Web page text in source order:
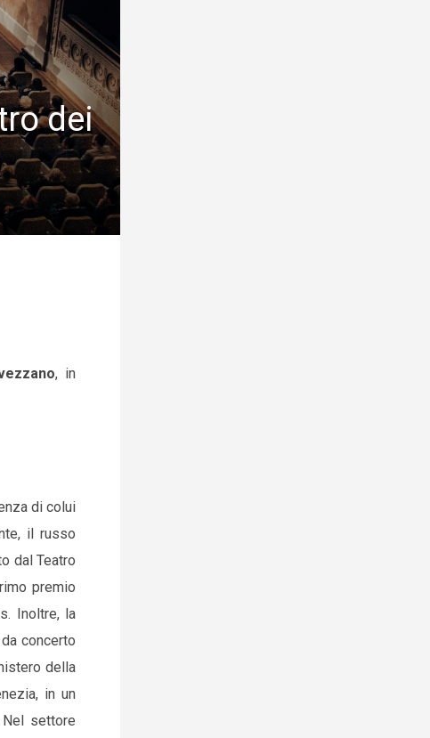
dei
, in
di colui
il russo
dal Teatro
premio
Inoltre, la
concerto
della
in un
settore